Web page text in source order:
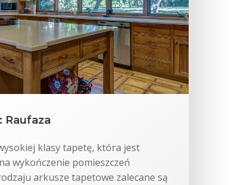
Raufaza
klasy tapetę, która jest
wykończenie pomieszczeń
arkusze tapetowe zalecane są